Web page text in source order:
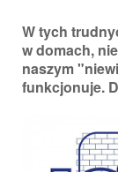
W tych
w domach,
naszym
funkcjonuje.